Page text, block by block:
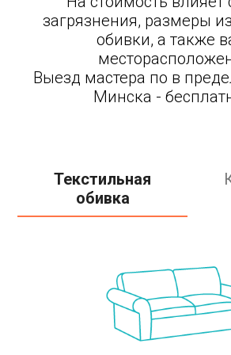
загрязнения, размеры
обивки, а также
Выезд мастера по в
Минска -
Текстильная
обивка